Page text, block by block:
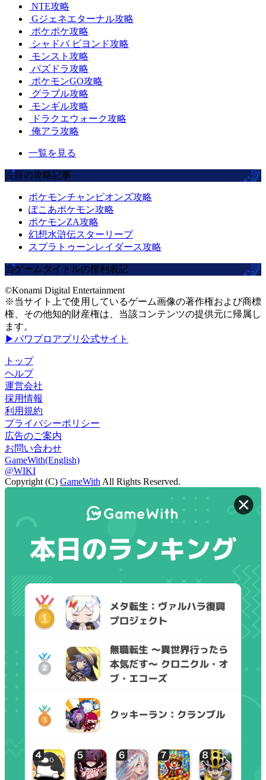
NTE攻略
Gジェネエターナル攻略
ポケポケ攻略
シャドバ ビヨンド攻略
モンスト攻略
パズドラ攻略
ポケモンGO攻略
グラブル攻略
モンギル攻略
ドラクエウォーク攻略
俺アラ攻略
一覧を見る
注目の攻略記事
ポケモンチャンピオンズ攻略
ぽこあポケモン攻略
ポケモンZA攻略
幻想水滸伝スターリープ
スプラトゥーンレイダース攻略
当ゲームタイトルの権利表記
©Konami Digital Entertainment
※当サイト上で使用しているゲーム画像の著作権および商標
権、その他知的財産権は、当該コンテンツの提供元に帰属し
ます。
▶パワプロアプリ公式サイト
トップ
ヘルプ
運営会社
採用情報
利用規約
プライバシーポリシー
広告のご案内
お問い合わせ
GameWith(English)
@WIKI
Copyright (C) GameWith All Rights Reserved.